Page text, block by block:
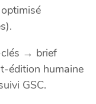
clés → brief
édition humaine
GSC.